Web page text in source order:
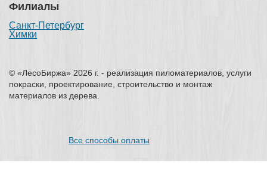
Филиалы
Санкт-Петербург
Химки
© «ЛесоБиржа» 2026 г. - реализация пиломатериалов, услуги
покраски, проектирование, строительство и монтаж
материалов из дерева.
Все способы оплаты